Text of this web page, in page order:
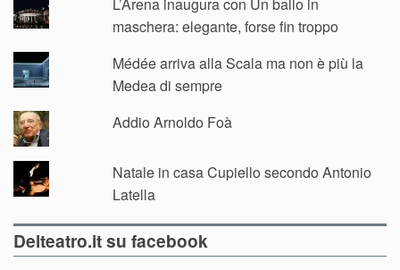
L’Arena inaugura con Un ballo in
maschera: elegante, forse fin troppo
Médée arriva alla Scala ma non è più la
Medea di sempre
Addio Arnoldo Foà
Natale in casa Cupiello secondo Antonio
Latella
Delteatro.it su facebook